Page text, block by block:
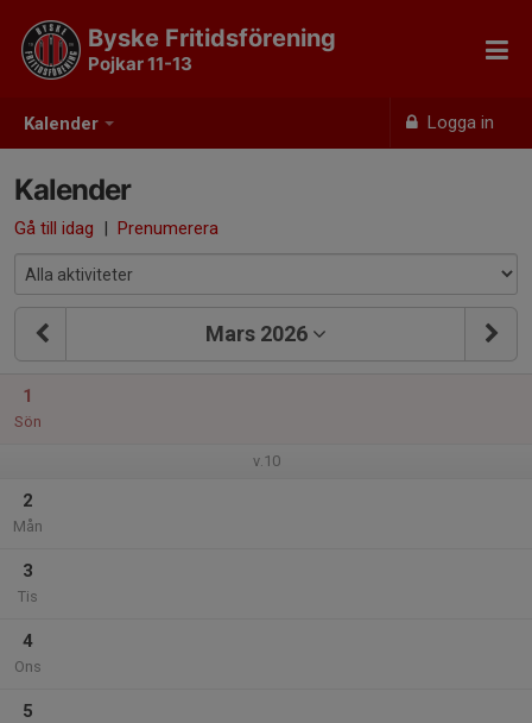
Kalender Logga in
Byske Fritidsförening
Pojkar 11-13
Kalender
Gå till idag | Prenumerera
Mars 2026
1
Sön
v.10
2
Mån
3
Tis
4
Ons
5